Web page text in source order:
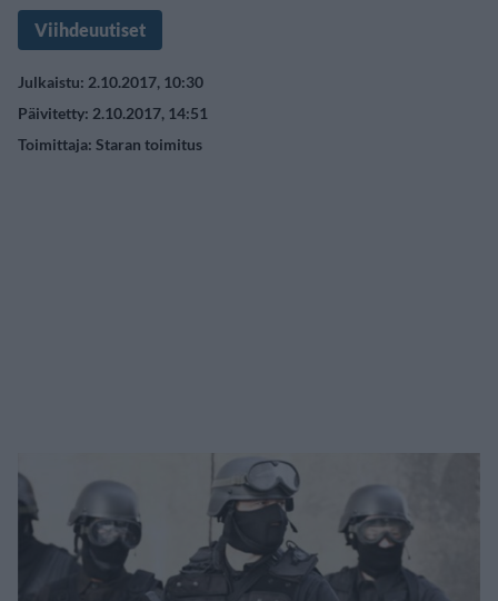
Viihdeuutiset
Julkaistu: 2.10.2017, 10:30
Päivitetty: 2.10.2017, 14:51
Toimittaja: Staran toimitus